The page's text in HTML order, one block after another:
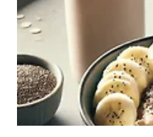
능을 수행하며, 그 효능은 다음과 같습
내 pH..